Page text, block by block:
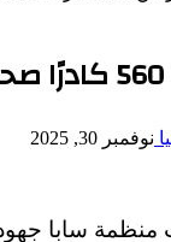
نوفمبر 30, 2025